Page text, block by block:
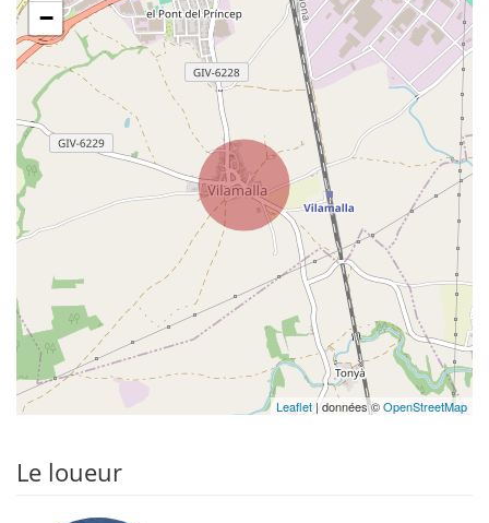
−
Leaflet | données ©OpenStreetMap
Le loueur